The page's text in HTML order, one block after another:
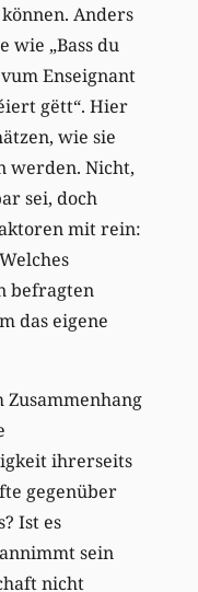
Anders
wie „Bass du
Enseignant
gëtt“. Hier
wie sie
werden. Nicht,
sei, doch
mit rein:
befragten
das eigene
Zusammenhang
ihrerseits
gegenüber
Ist es
sein
nicht